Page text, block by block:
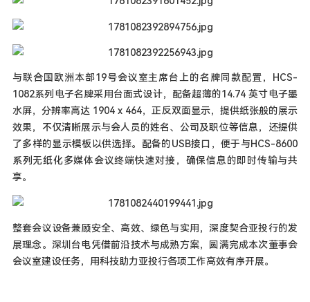
与联合国欧洲本部19号会议室主席台上的名牌同款配置，HCS-
1082系列电子名牌采用台面式设计，配备超薄的14.74 英寸电子墨
水屏，分辨率高达 1904 x 464，正反双面显示，提供纸张般的展示
效果，不仅清晰展示与会人员的姓名、公司及职位等信息，还提供
了多样的显示模板以供选择。配备的USB接口，便于与HCS-8600
系列无纸化多媒体会议终端快速对接，确保信息的即时传输与共
享。
整套会议设备兼顾安全、高效、绿色与实用，深度契合亚投行的发
展理念。深圳台电凭借前沿技术与成熟方案，圆满完成本次董事会
会议室建设任务，用科技助力亚投行各项工作高效有序开展。